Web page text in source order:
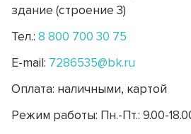
здание (строение 3)
Тел.: 8 800 700 30 75
E-mail: 7286535@bk.ru
Оплата: наличными, картой
Режим работы: Пн.-Пт.: 9.00-